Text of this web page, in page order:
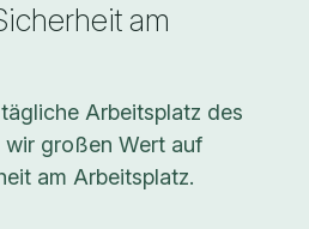
am
Arbeitsplatz des
wir großen Wert auf
am Arbeitsplatz.